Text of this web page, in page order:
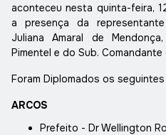
aconteceu nesta quinta-feira,
a presença da
Juliana Amaral de
Pimentel e do Sub.
Foram Diplomados os
ARCOS
Prefeito - Dr Wellington